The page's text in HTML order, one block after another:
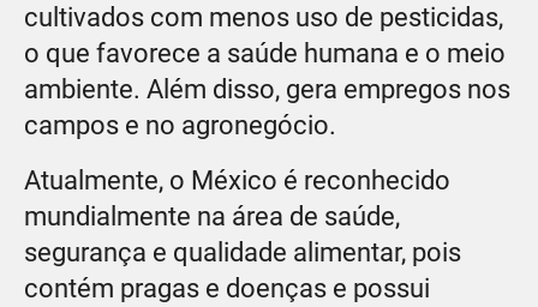
cultivados com menos uso de pesticidas,
o que favorece a saúde humana e o meio
ambiente. Além disso, gera empregos nos
campos e no agronegócio.
Atualmente, o México é reconhecido
mundialmente na área de saúde,
segurança e qualidade alimentar, pois
contém pragas e doenças e possui